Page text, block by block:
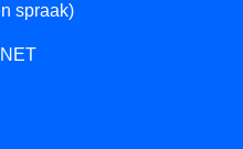
spraak)